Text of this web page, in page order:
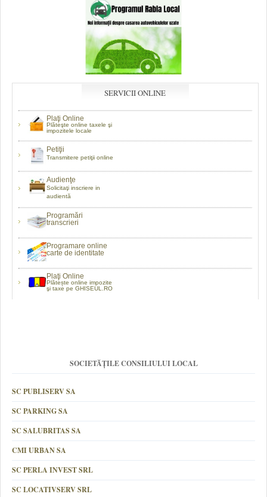
SERVICII ONLINE
Plaţi Online
Plăteşte online taxele şi
impozitele locale
Petiţii
Transmitere petiţii online
Audienţe
Solicitaţi inscriere in
audientă
Programări
transcrieri
Programare online
carte de identitate
Plaţi Online
Plătește online impozite
şi taxe pe GHISEUL.RO
SOCIETĂȚILE CONSILIULUI LOCAL
SC PUBLISERV SA
SC PARKING SA
SC SALUBRITAS SA
CMI URBAN SA
SC PERLA INVEST SRL
SC LOCATIVSERV SRL